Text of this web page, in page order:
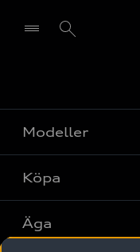
Modeller
Alla modeller
Elbilar
Köpa
Privaterbjudanden
Äga